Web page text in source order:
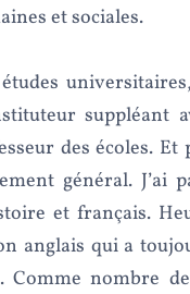
et sociales.
universitaires,
suppléant
des écoles. Et
général. J’ai
et français.
anglais qui a
Comme nombre